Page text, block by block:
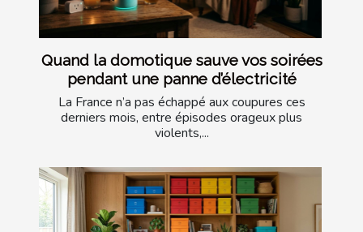
Quand la domotique sauve vos soirées
pendant une panne d’électricité
La France n’a pas échappé aux coupures ces
derniers mois, entre épisodes orageux plus
violents,...